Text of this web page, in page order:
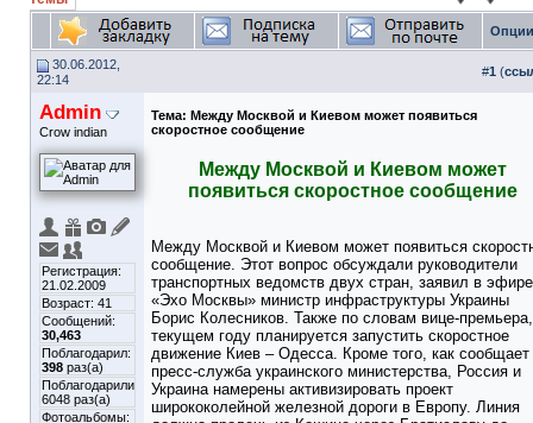
30.06.2012,
22:14
#1 (
Admin
Crow indian
Регистрация:
21.02.2009
Возраст: 41
Сообщений:
30,463
Поблагодарил:
398 раз(а)
Поблагодарили
6048 раз(а)
Фотоальбомы:
Тема: Между Москвой и Киевом может появиться
скоростное сообщение
Между Москвой и Киевом может
появиться скоростное сообщение
Между Москвой и Киевом может появиться
сообщение. Этот вопрос обсуждали руководители
транспортных ведомств двух стран, заявил в эфире
«Эхо Москвы» министр инфраструктуры Украины
Борис Колесников. Также по словам вице-
текущем году планируется запустить скоростное
движение Киев – Одесса. Кроме того, как сообщает
пресс-служба украинского министерства, Россия и
Украина намерены активизировать проект
ширококолейной железной дороги в Европу. Линия